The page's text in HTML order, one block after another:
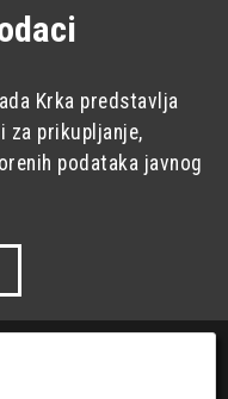
Krka predstavlja
za prikupljanje,
podataka javnog